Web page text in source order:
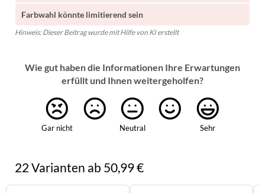
Farbwahl könnte limitierend sein
Hinweis: Dieser Beitrag wurde mit Hilfe von KI erstellt
Wie gut haben die Informationen Ihre Erwartungen
erfüllt und Ihnen weitergeholfen?
Gar nicht Neutral Sehr
22 Varianten ab 50,99 €